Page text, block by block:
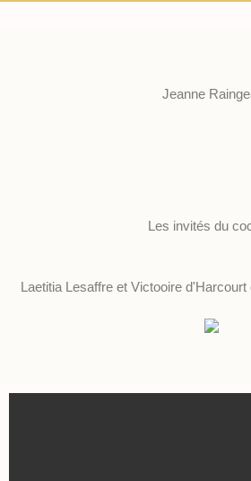
Jeanne
Les invités du
Laetitia Lesaffre et Victooire